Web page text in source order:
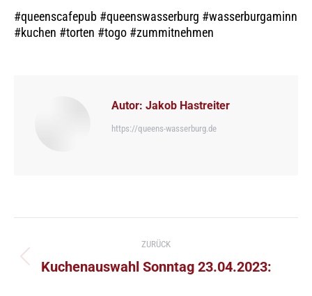
#queenscafepub #queenswasserburg #wasserburgaminn
#kuchen #torten #togo #zummitnehmen
Autor: Jakob Hastreiter
https://queens-wasserburg.de
ZURÜCK
Vorheriger
Kuchenauswahl Sonntag 23.04.2023: